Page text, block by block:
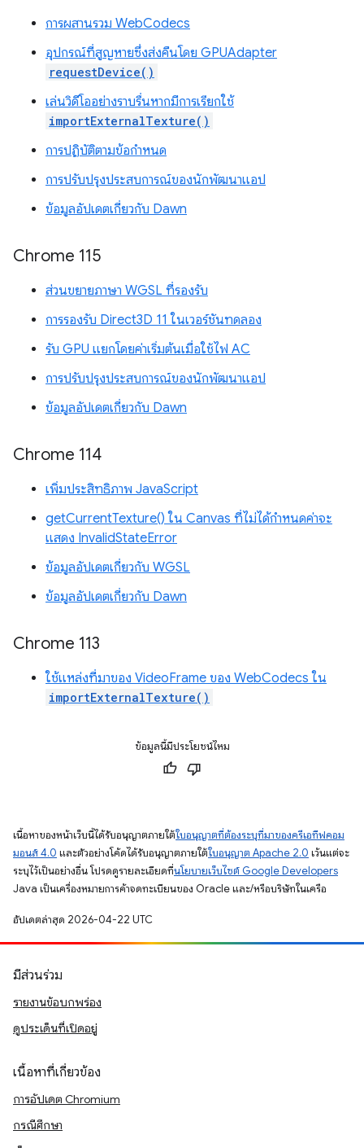
การผสานรวม WebCodecs
อุปกรณ์ที่สูญหายซึ่งส่งคืนโดย GPUAdapter
requestDevice()
เล่นวิดีโออย่างราบรื่นหากมีการเรียกใช้
importExternalTexture()
การปฏิบัติตามข้อกำหนด
การปรับปรุงประสบการณ์ของนักพัฒนาแอป
ข้อมูลอัปเดตเกี่ยวกับ Dawn
Chrome 115
ส่วนขยายภาษา WGSL ที่รองรับ
การรองรับ Direct3D 11 ในเวอร์ชันทดลอง
รับ GPU แยกโดยค่าเริ่มต้นเมื่อใช้ไฟ AC
การปรับปรุงประสบการณ์ของนักพัฒนาแอป
ข้อมูลอัปเดตเกี่ยวกับ Dawn
Chrome 114
เพิ่มประสิทธิภาพ JavaScript
getCurrentTexture() ใน Canvas ที่ไม่ได้กำหนดค่าจะ
แสดง InvalidStateError
ข้อมูลอัปเดตเกี่ยวกับ WGSL
ข้อมูลอัปเดตเกี่ยวกับ Dawn
Chrome 113
ใช้แหล่งที่มาของ VideoFrame ของ WebCodecs ใน
importExternalTexture()
ข้อมูลนี้มีประโยชน์ไหม
เนื้อหาของหน้าเว็บนี้ได้รับอนุญาตภายใต้ใบอนุญาตที่ต้องระบุที่มาของครีเอทีฟคอม
มอนส์ 4.0 และตัวอย่างโค้ดได้รับอนุญาตภายใต้ใบอนุญาต Apache 2.0 เว้นแต่จะ
ระบุไว้เป็นอย่างอื่น โปรดดูรายละเอียดที่นโยบายเว็บไซต์ Google Developers
Java เป็นเครื่องหมายการค้าจดทะเบียนของ Oracle และ/หรือบริษัทในเครือ
อัปเดตล่าสุด 2026-04-22 UTC
มีส่วนร่วม
รายงานข้อบกพร่อง
ดูประเด็นที่เปิดอยู่
เนื้อหาที่เกี่ยวข้อง
การอัปเดต Chromium
กรณีศึกษา